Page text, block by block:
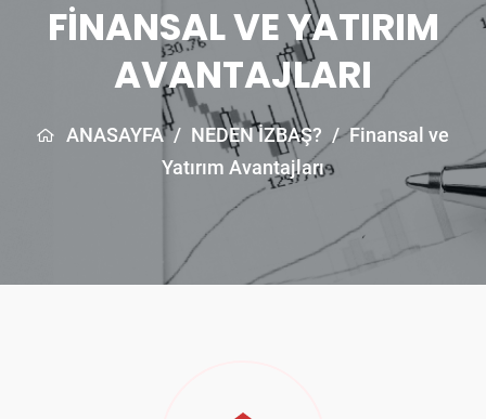
FINANSAL VE YATIRIM
AVANTAJLARI
ANASAYFA / NEDEN İZBAŞ? / Finansal ve
Yatırım Avantajları